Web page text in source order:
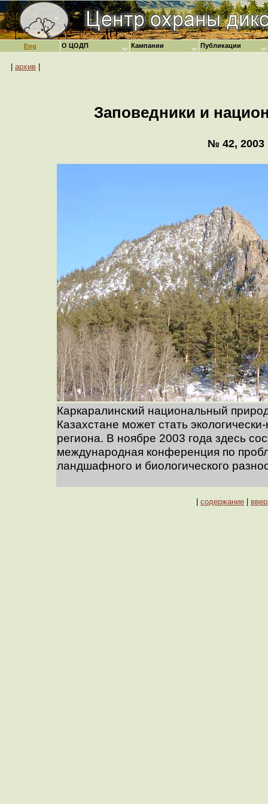
Eng
архив
Заповедники и
№ 42, 2003
Каркаралинский национальный
Казахстане может стать
региона. В ноябре 2003 года здесь
международная конференция по
ландшафного и биологического
содержание
О ЦОДП Кампании Публикации